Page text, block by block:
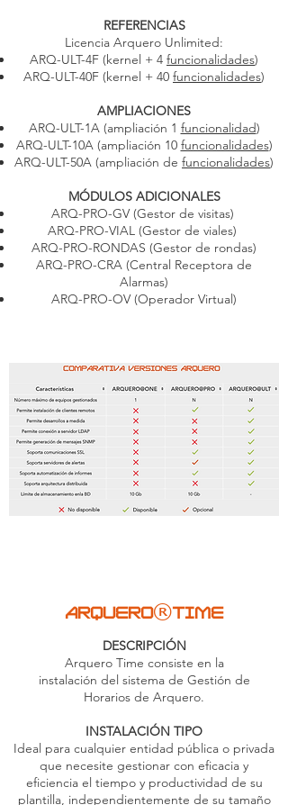
REFERENCIAS
Licencia Arquero Unlimited:
ARQ-ULT-4F (kernel + 4 funcionalidades)
ARQ-ULT-40F (kernel + 40 funcionalidades)
AMPLIACIONES
ARQ-ULT-1A (ampliación 1 funcionalidad)
ARQ-ULT-10A (ampliación 10 funcionalidades)
ARQ-ULT-50A (ampliación de funcionalidades)
MÓDULOS ADICIONALES
ARQ-PRO-GV (Gestor de visitas)
ARQ-PRO-VIAL (Gestor de viales)
ARQ-PRO-RONDAS (Gestor de rondas)
ARQ-PRO-CRA (Central Receptora de
Alarmas)
ARQ-PRO-OV (Operador Virtual)
ARQUERO®TIME
DESCRIPCIÓN
Arquero Time consiste en la
instalación del sistema de Gestión de
Horarios de Arquero.
INSTALACIÓN TIPO
Ideal para cualquier entidad pública o privada
que necesite gestionar con eficacia y
eficiencia el tiempo y productividad de su
plantilla, independientemente de su tamaño